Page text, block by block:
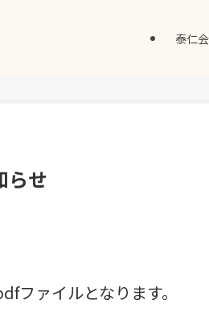
泰仁
らせ
ファイルとなります。